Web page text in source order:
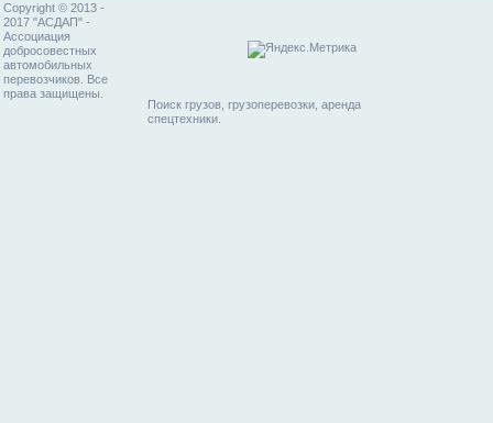
Copyright © 2013 -
2017 "АСДАП" -
Ассоциация
добросовестных
автомобильных
перевозчиков. Все
права защищены.
Поиск грузов, грузоперевозки, аренда
спецтехники.